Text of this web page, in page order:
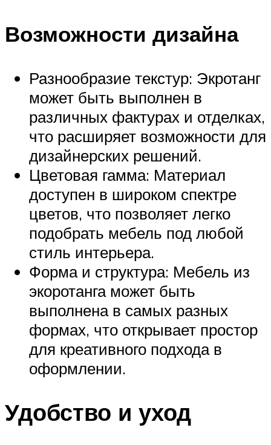
Возможности дизайна
Разнообразие текстур: Экротанг
может быть выполнен в
различных фактурах и отделках,
что расширяет возможности для
дизайнерских решений.
Цветовая гамма: Материал
доступен в широком спектре
цветов, что позволяет легко
подобрать мебель под любой
стиль интерьера.
Форма и структура: Мебель из
экоротанга может быть
выполнена в самых разных
формах, что открывает простор
для креативного подхода в
оформлении.
Удобство и уход